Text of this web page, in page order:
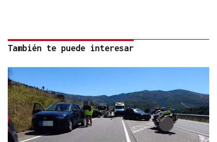
También te puede interesar